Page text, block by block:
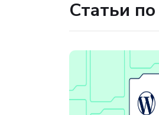
Статьи